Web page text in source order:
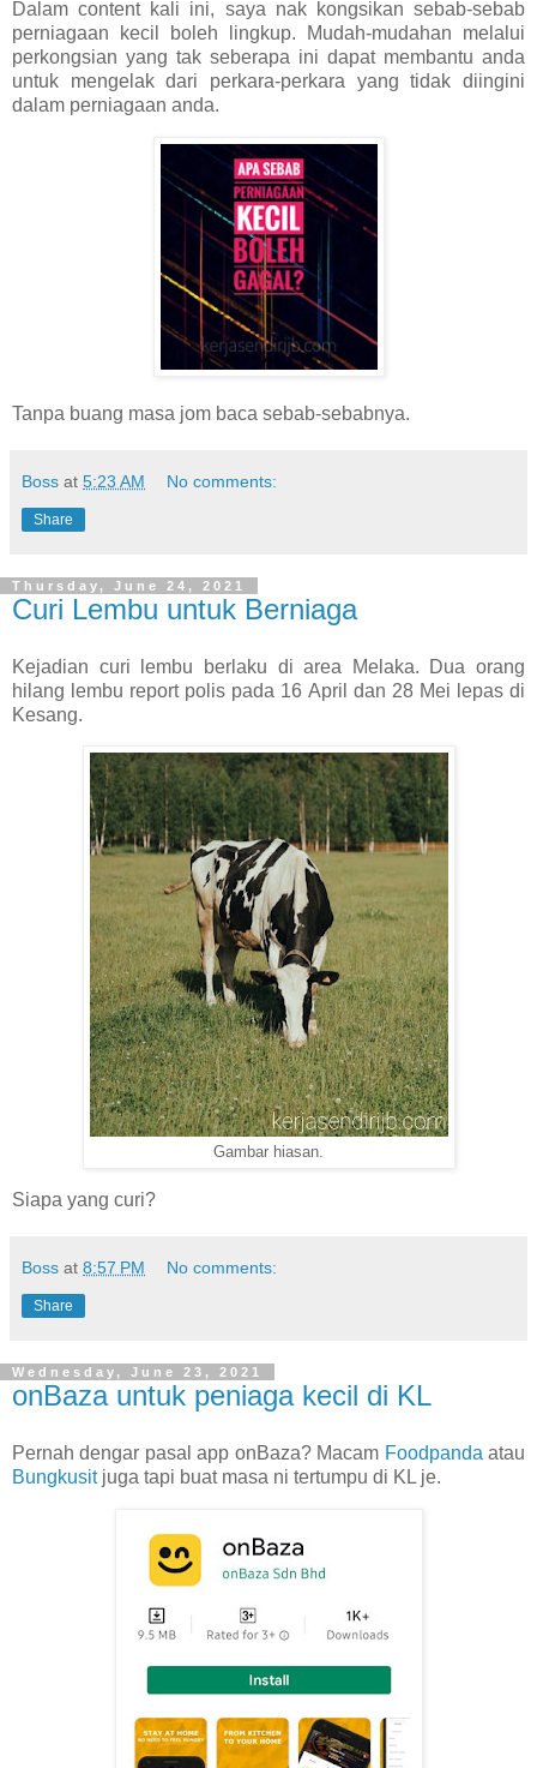
Dalam content kali ini, saya nak kongsikan sebab-sebab
perniagaan kecil boleh lingkup. Mudah-mudahan melalui
perkongsian yang tak seberapa ini dapat membantu anda
untuk mengelak dari perkara-perkara yang tidak diingini
dalam perniagaan anda.
Tanpa buang masa jom baca sebab-sebabnya.
Boss at 5:23 AM No comments:
Share
Thursday, June 24, 2021
Curi Lembu untuk Berniaga
Kejadian curi lembu berlaku di area Melaka. Dua orang
hilang lembu report polis pada 16 April dan 28 Mei lepas di
Kesang.
Gambar hiasan.
Siapa yang curi?
Boss at 8:57 PM No comments:
Share
Wednesday, June 23, 2021
onBaza untuk peniaga kecil di KL
Pernah dengar pasal app onBaza? Macam Foodpanda atau
Bungkusitjuga tapi buat masa ni tertumpu di KL je.